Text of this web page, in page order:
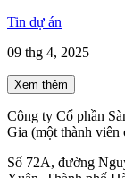
Tin dự án
09 thg 4, 2025
Xem thêm
Công ty Cổ phần
Gia (một thành viên
Số 72A, đường